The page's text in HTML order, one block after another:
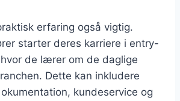
erfaring også vigtig.
starter deres karriere i entry-
de lærer om de daglige
Dette kan inkludere
kundeservice og